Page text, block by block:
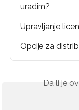
uradim?
Upravljanje
Opcije za
Da li je